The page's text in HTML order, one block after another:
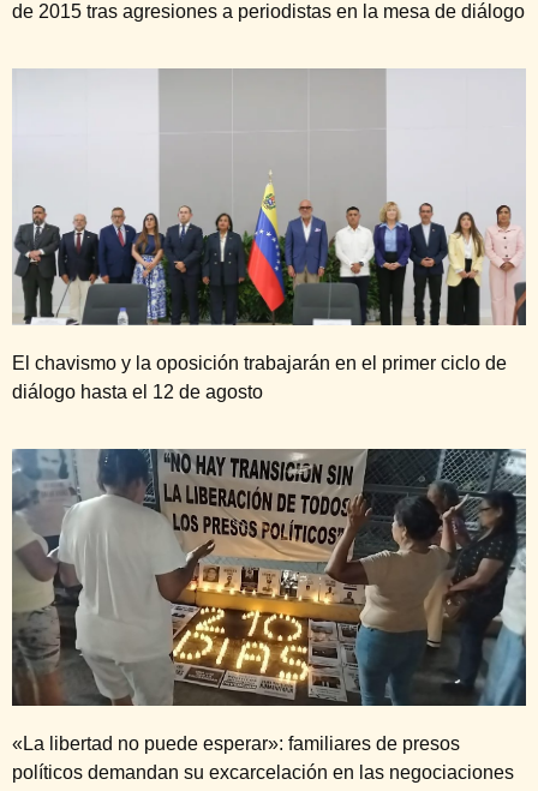
de 2015 tras agresiones a periodistas en la mesa de diálogo
El chavismo y la oposición trabajarán en el primer ciclo de
diálogo hasta el 12 de agosto
«La libertad no puede esperar»: familiares de presos
políticos demandan su excarcelación en las negociaciones